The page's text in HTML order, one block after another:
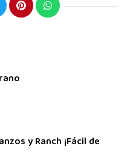
y Ranch ¡Fácil de